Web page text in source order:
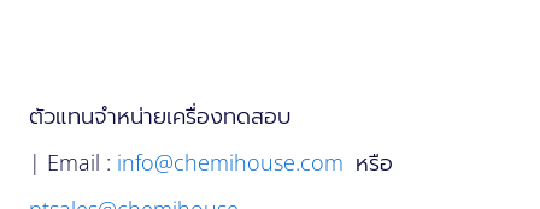
ตัวแทนจำหน่ายเครื่องทดสอบ
| Email : info@chemihouse.com หรือ